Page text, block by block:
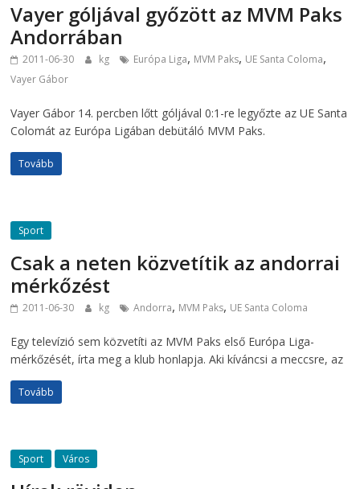
Vayer góljával győzött az MVM Paks
Andorrában
2011-06-30 kg Európa Liga, MVM Paks, UE Santa Coloma,
Vayer Gábor
Vayer Gábor 14. percben lőtt góljával 0:1-re legyőzte az UE Santa
Colomát az Európa Ligában debütáló MVM Paks.
Tovább
Sport
Csak a neten közvetítik az andorrai
mérkőzést
2011-06-30 kg Andorra, MVM Paks, UE Santa Coloma
Egy televízió sem közvetíti az MVM Paks első Európa Liga-
mérkőzését, írta meg a klub honlapja. Aki kíváncsi a meccsre, az
Tovább
Sport Város